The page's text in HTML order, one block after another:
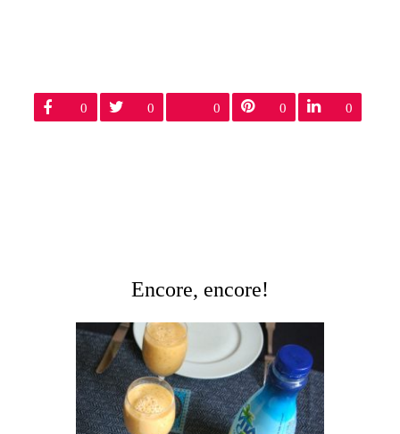
0 0 0 0 0
Encore, encore!